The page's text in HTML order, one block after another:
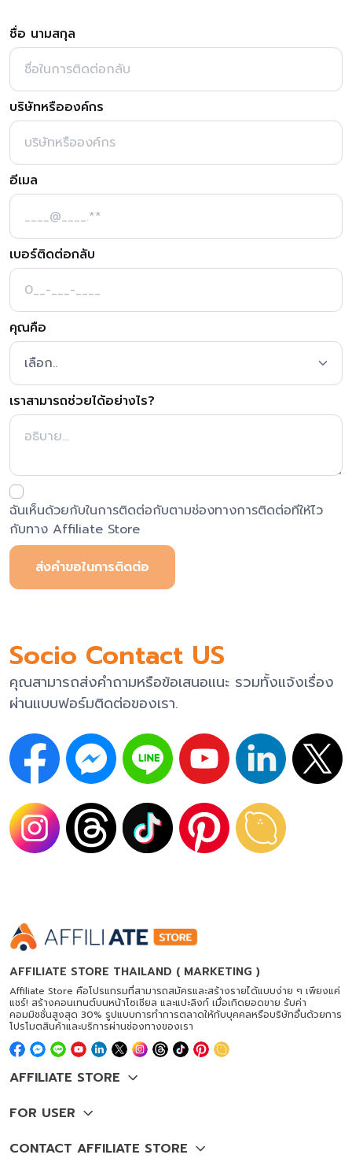
ชื่อ นามสกุล
บริษัทหรือองค์กร
อีเมล
เบอร์ติดต่อกลับ
คุณคือ
เราสามารถช่วยได้อย่างไร?
ฉันเห็นด้วยกับในการติดต่อกับตามช่องทางการติดต่อทีให้ไว
กับทาง Affiliate Store
ส่งคำขอในการติดต่อ
Socio Contact US
คุณสามารถส่งคำถามหรือข้อเสนอแนะ รวมทั้งแจ้งเรื่อง
ผ่านแบบฟอร์มติดต่อของเรา.
AFFILIATE STORE THAILAND ( MARKETING )
Affiliate Store คือโปรแกรมที่สามารถสมัครและสร้างรายได้แบบง่าย ๆ เพียงแค่
แชร์! สร้างคอนเทนต์บนหน้าโซเชียล และแปะลิงก์ เมื่อเกิดยอดขาย รับค่า
คอมมิชชั่นสูงสุด 30% รูปแบบการทำการตลาดให้กับบุคคลหรือบริษัทอื่นด้วยการ
โปรโมตสินค้าและบริการผ่านช่องทางของเรา